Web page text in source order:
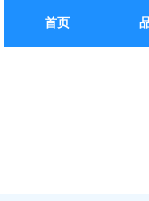
首页